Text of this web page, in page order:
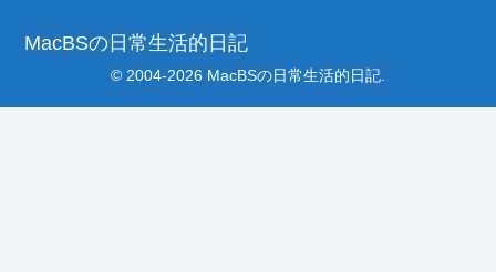
MacBSの日常生活的日記
© 2004-2026 MacBSの日常生活的日記.